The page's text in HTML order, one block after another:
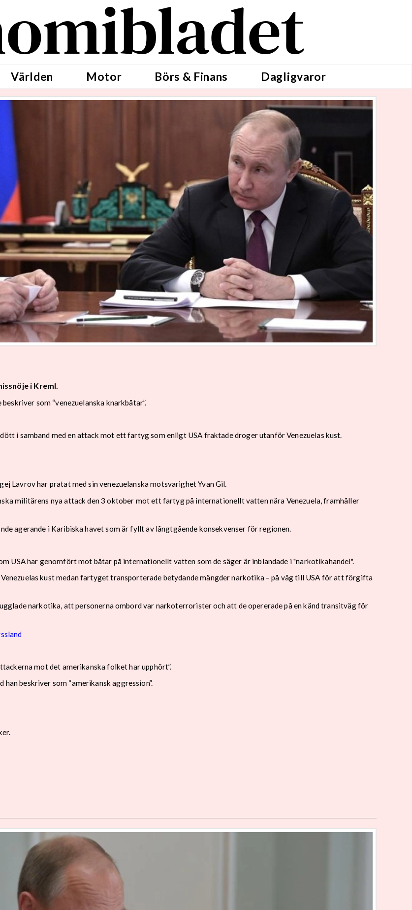
Världen Motor Börs & Finans Dagligvaror
i Kreml.
som “venezuelanska knarkbåtar”.
i samband med en attack mot ett fartyg som enligt USA fraktade droger utanför Venezuelas kust.
Lavrov har pratat med sin venezuelanska motsvarighet Yvan Gil.
militärens nya attack den 3 oktober mot ett fartyg på internationellt vatten nära Venezuela, framhåller
agerande i Karibiska havet som är fyllt av långtgående konsekvenser för regionen.
USA har genomfört mot båtar på internationellt vatten som de säger är inblandade i "narkotikahandel".
kust medan fartyget transporterade betydande mängder narkotika – på väg till USA för att förgifta
narkotika, att personerna ombord var narkoterrorister och att de opererade på en känd transitväg för
mot det amerikanska folket har upphört”.
beskriver som “amerikansk aggression”.